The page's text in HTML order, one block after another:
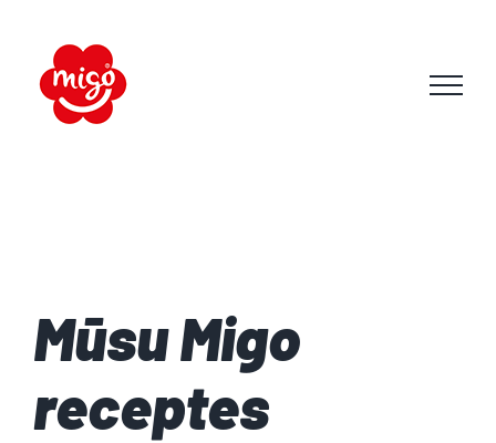
content
Mūsu Migo
receptes